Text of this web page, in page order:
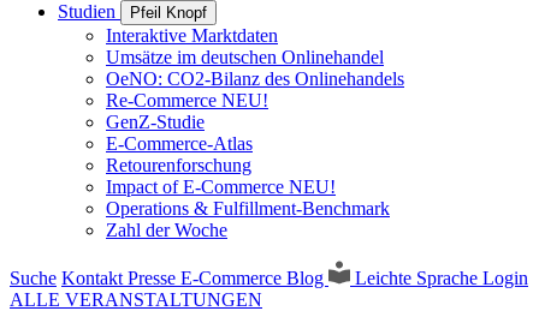
Studien
Pfeil Knopf
Interaktive Marktdaten
Umsätze im deutschen Onlinehandel
OeNO: CO2-Bilanz des Onlinehandels
Re-Commerce NEU!
GenZ-Studie
E-Commerce-Atlas
Retourenforschung
Impact of E-Commerce NEU!
Operations & Fulfillment-Benchmark
Zahl der Woche
Suche Kontakt Presse E-Commerce Blog Leichte Sprache Login
ALLE VERANSTALTUNGEN